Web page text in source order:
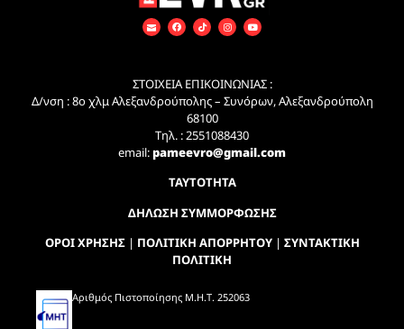
ΣΤΟΙΧΕΙΑ ΕΠΙΚΟΙΝΩΝΙΑΣ :
Δ/νση : 8ο χλμ Αλεξανδρούπολης – Συνόρων, Αλεξανδρούπολη
68100
Τηλ. : 2551088430
email:pameevro@gmail.com
ΤΑΥΤΟΤΗΤΑ
ΔΗΛΩΣΗ ΣΥΜΜΟΡΦΩΣΗΣ
ΟΡΟΙ ΧΡΗΣΗΣ| ΠΟΛΙΤΙΚΗ ΑΠΟΡΡΗΤΟΥ| ΣΥΝΤΑΚΤΙΚΗ
ΠΟΛΙΤΙΚΗ
Αριθμός Πιστοποίησης Μ.Η.Τ. 252063